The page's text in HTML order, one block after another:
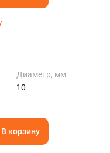
Диаметр, мм
10
В корзину